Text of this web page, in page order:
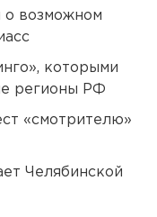
о возможном
которыми
регионы РФ
«смотрителю»
Челябинской